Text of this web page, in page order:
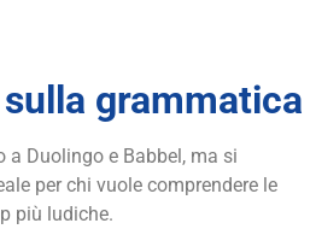
grammatica
Duolingo e Babbel, ma si
per chi vuole comprendere le
più ludiche.